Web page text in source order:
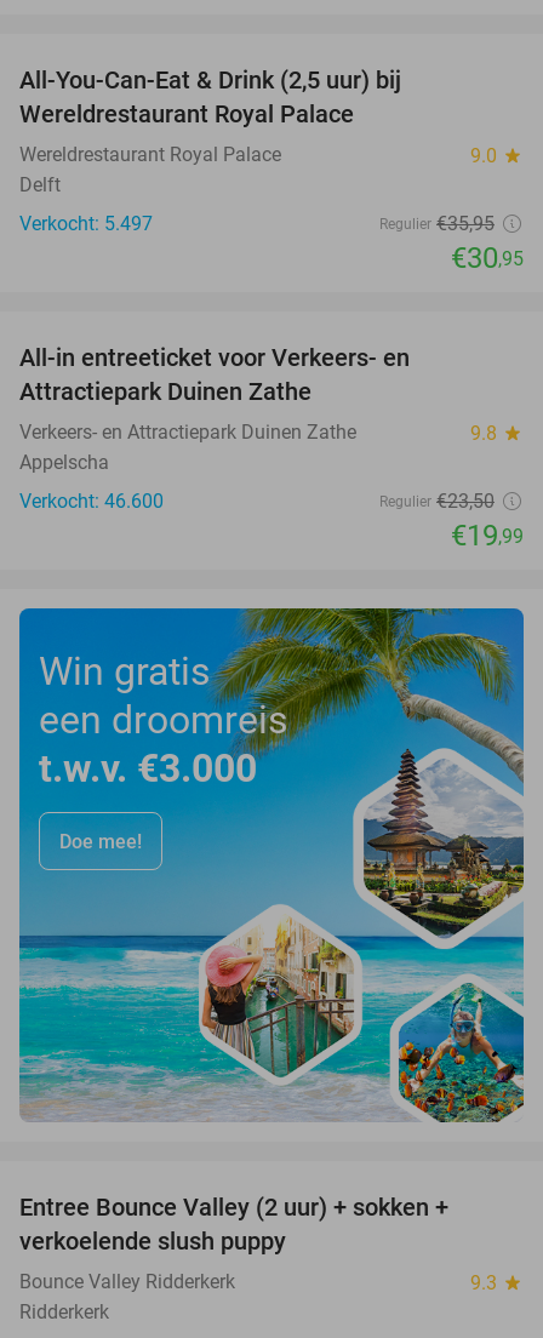
All-You-Can-Eat & Drink (2,5 uur) bij
Wereldrestaurant Royal Palace
Wereldrestaurant Royal Palace 9.0 star
Delft
Verkocht: 5.497
Regulier €35,95
€30,95
All-in entreeticket voor Verkeers- en
Attractiepark Duinen Zathe
Verkeers- en Attractiepark Duinen Zathe 9.8 star
Appelscha
Verkocht: 46.600
Regulier €23,50
€19,99
Win gratis
een droomreis
t.w.v. €3.000
Doe mee!
Entree Bounce Valley (2 uur) + sokken +
verkoelende slush puppy
Bounce Valley Ridderkerk 9.3 star
Ridderkerk